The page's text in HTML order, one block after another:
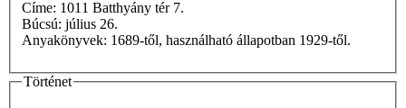
Címe: 1011 Batthyány tér 7.
Búcsú: július 26.
Anyakönyvek: 1689-től, használható állapotban 1929-től.
Történet